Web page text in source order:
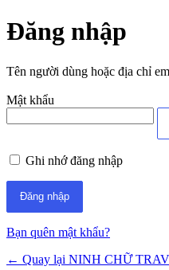
Đăng nhập
Tên người dùng hoặc địa chỉ
Mật khẩu
Ghi nhớ đăng nhập
Bạn quên mật khẩu?
← Quay lại NINH CHỮ